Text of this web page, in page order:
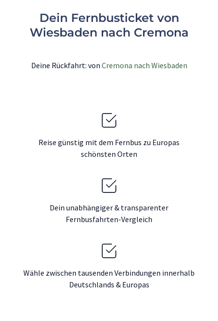
Dein Fernbusticket von
Wiesbaden nach Cremona
Deine Rückfahrt: von Cremona nach Wiesbaden
Reise günstig mit dem Fernbus zu Europas
schönsten Orten
Dein unabhängiger & transparenter
Fernbusfahrten-Vergleich
Wähle zwischen tausenden Verbindungen innerhalb
Deutschlands & Europas